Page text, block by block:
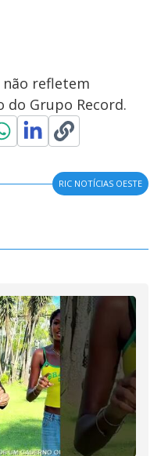
refletem
do Grupo Record.
RIC NOTÍCIAS OESTE